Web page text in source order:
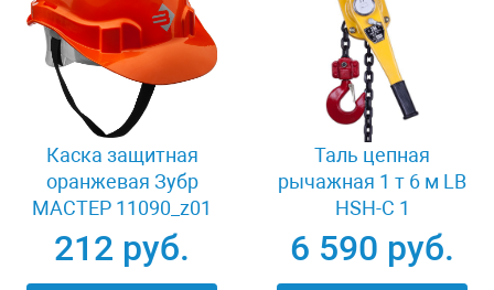
Каска защитная
оранжевая Зубр
МАСТЕР 11090_z01
212 руб.
Таль цепная
рычажная 1 т 6 м LB
HSH-C 1
6 590 руб.